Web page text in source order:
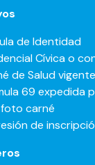
de Identidad
Cívica o
de Salud vigente
69 expedida
foto carné
de